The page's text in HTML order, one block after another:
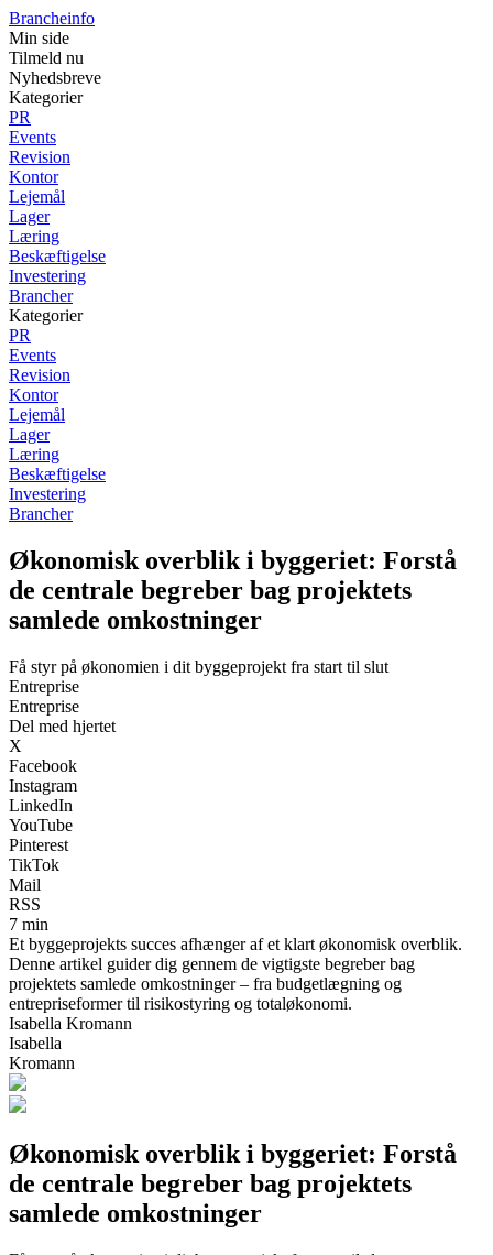
Brancheinfo
Min side
Tilmeld nu
Nyhedsbreve
Kategorier
PR
Events
Revision
Kontor
Lejemål
Lager
Læring
Beskæftigelse
Investering
Brancher
Kategorier
PR
Events
Revision
Kontor
Lejemål
Lager
Læring
Beskæftigelse
Investering
Brancher
Økonomisk overblik i byggeriet: Forstå
de centrale begreber bag projektets
samlede omkostninger
Få styr på økonomien i dit byggeprojekt fra start til slut
Entreprise
Entreprise
Del med hjertet
X
Facebook
Instagram
LinkedIn
YouTube
Pinterest
TikTok
Mail
RSS
7 min
Et byggeprojekts succes afhænger af et klart økonomisk overblik.
Denne artikel guider dig gennem de vigtigste begreber bag
projektets samlede omkostninger – fra budgetlægning og
entrepriseformer til risikostyring og totaløkonomi.
Isabella Kromann
Isabella
Kromann
Økonomisk overblik i byggeriet: Forstå
de centrale begreber bag projektets
samlede omkostninger